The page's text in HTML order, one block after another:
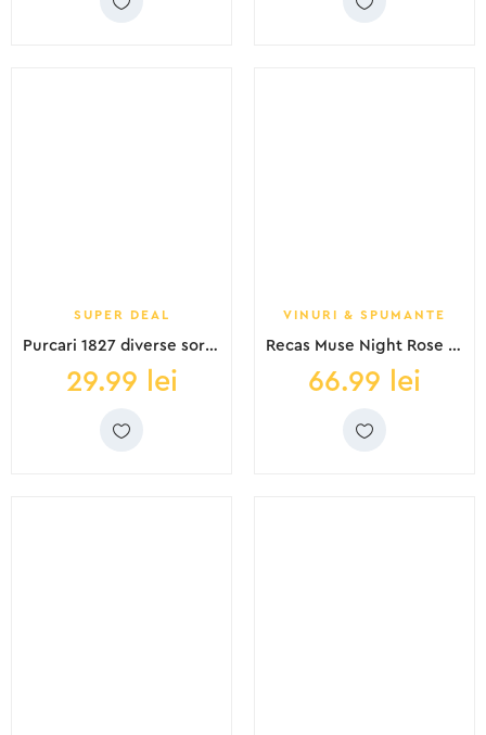
SUPER DEAL
Purcari 1827 diverse sortimente 0.75L SGR
29.99 lei
VINURI & SPUMANTE
Recas Muse Night Rose DS 0.75L
66.99 lei